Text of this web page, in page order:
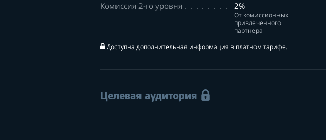
Комиссия 2-го уровня 2%
От комиссионных
привлеченного
партнера
Доступна дополнительная информация в платном тарифе.
Целевая аудитория